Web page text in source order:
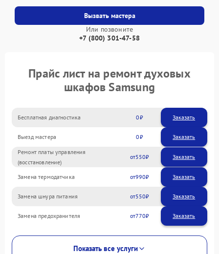
Вызвать мастера
Или позвоните
+7 (800) 301-47-58
Прайс лист на ремонт духовых
шкафов Samsung
Бесплатная диагностика 0 Заказать
Выезд мастера 0 Заказать
Ремонт платы управления
(восстановление)
550
Замена термодатчика 990
Замена шнура питания 550
Замена предохранителя 770
Показать все услуги